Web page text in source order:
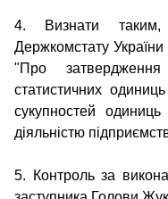
4. Визнати таким,
Держкомстату
"Про
статистичних
сукупностей
діяльністю
5. Контроль за